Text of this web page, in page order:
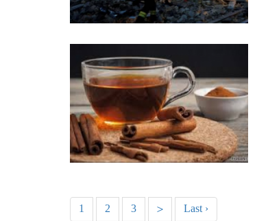
1 2 3 > Last ›